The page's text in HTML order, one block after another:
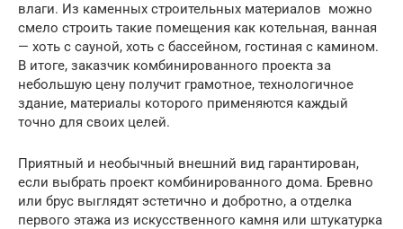
влаги. Из каменных строительных материалов можно
смело строить такие помещения как котельная, ванная
— хоть с сауной, хоть с бассейном, гостиная с камином.
В итоге, заказчик комбинированного проекта за
небольшую цену получит грамотное, технологичное
здание, материалы которого применяются каждый
точно для своих целей.
Приятный и необычный внешний вид гарантирован,
если выбрать проект комбинированного дома. Бревно
или брус выглядят эстетично и добротно, а отделка
первого этажа из искусственного камня или штукатурка